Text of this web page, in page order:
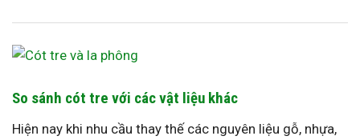
So sánh cót tre với các vật liệu khác
Hiện nay khi nhu cầu thay thế các nguyên liệu gỗ, nhựa,